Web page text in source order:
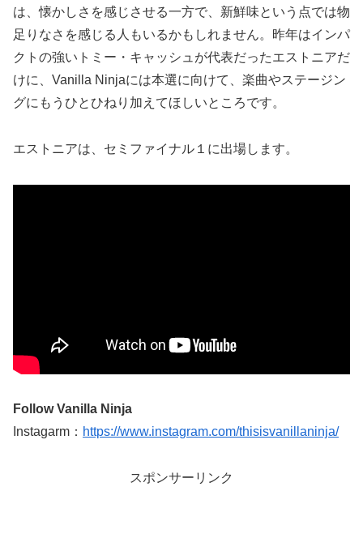
は、懐かしさを感じさせる一方で、新鮮味という点では物
足りなさを感じる人もいるかもしれません。昨年はインパ
クトの強いトミー・キャッシュが代表だったエストニアだ
けに、Vanilla Ninjaには本選に向けて、楽曲やステージン
グにもうひとひねり加えてほしいところです。
エストニアは、セミファイナル１に出場します。
Follow Vanilla Ninja
Instagarm： https://www.instagram.com/thisisvanillaninja/
スポンサーリンク